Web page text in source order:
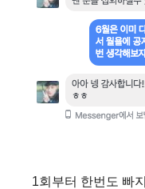
1회부터 한번도 빠